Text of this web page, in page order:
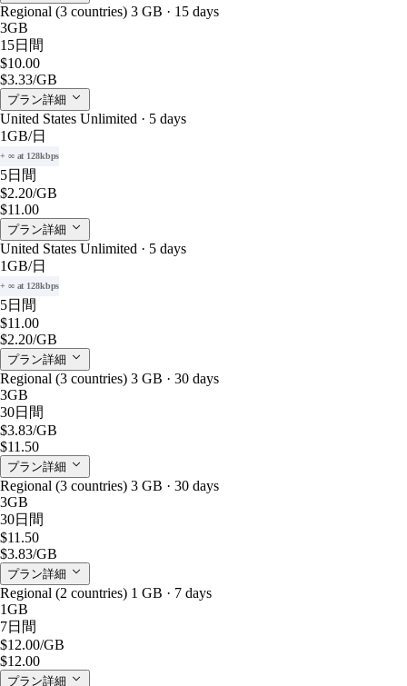
Regional (3 countries) 3 GB · 15 days
3GB
15日間
$10.00
$3.33/GB
プラン詳細
United States Unlimited · 5 days
1GB/日
+ ∞ at 128kbps
5日間
$2.20/GB
$11.00
プラン詳細
United States Unlimited · 5 days
1GB/日
+ ∞ at 128kbps
5日間
$11.00
$2.20/GB
プラン詳細
Regional (3 countries) 3 GB · 30 days
3GB
30日間
$3.83/GB
$11.50
プラン詳細
Regional (3 countries) 3 GB · 30 days
3GB
30日間
$11.50
$3.83/GB
プラン詳細
Regional (2 countries) 1 GB · 7 days
1GB
7日間
$12.00/GB
$12.00
プラン詳細